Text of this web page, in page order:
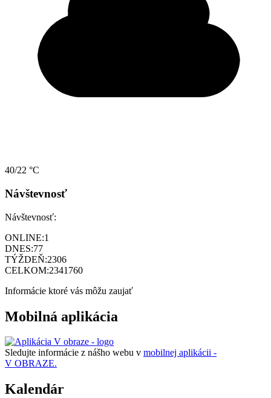
40/22 °C
Návštevnosť
Návštevnosť:
ONLINE:1
DNES:77
TÝŽDEŇ:2306
CELKOM:2341760
Informácie ktoré vás môžu zaujať
Mobilná aplikácia
Sledujte informácie z nášho webu v mobilnej aplikácii -
V OBRAZE.
Kalendár